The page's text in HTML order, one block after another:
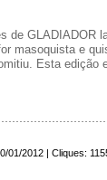
de GLADIADOR
masoquista e
Esta edição
01/2012 | Cliques: